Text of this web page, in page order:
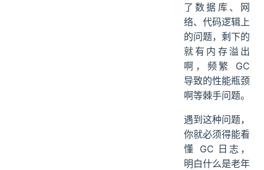
了数据库、网
络、代码逻辑上
的问题，剩下的
就有内存溢出
啊，频繁 GC
导致的性能瓶颈
啊等棘手问题。
遇到这种问题，
你就必须得能看
懂 GC 日志，
明白什么是老年